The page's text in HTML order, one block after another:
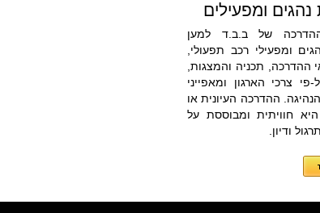
ומפעילים
של ב.ב.ד למען
ומפעילי רכב תפעולי,
ההדרכה, תכניה והמצגות,
פי צרכי הארגון ומאפייני
ההדרכה העיונית או
חוויתית ומבוססת על
ודיון.